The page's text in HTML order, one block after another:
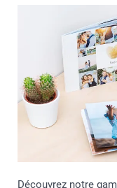
Découvrez notre